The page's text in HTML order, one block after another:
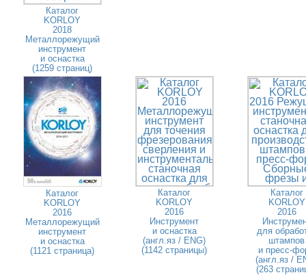
Каталог
KORLOY
2018
Металлорежущий
инструмент
и оснастка
(1259 страниц)
Каталог
KORLOY
2016
Металлорежущий
инструмент
и оснастка
(1121 страница)
Каталог
KORLOY
2016
Инструмент
и оснастка
(англ.яз / ENG)
(1142 страницы)
Каталог
KORLOY
2016
для
штампов
и пресс-
(англ.яз /
(263